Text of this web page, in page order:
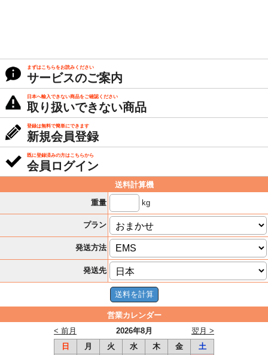
まずはこちらをお読みください
サービスのご案内
日本へ輸入できない商品をご確認ください
取り扱いできない商品
登録は無料で簡単にできます
新規会員登録
既に登録済みの方はこちらから
会員ログイン
送料計算機
重量
kg
プラン
発送方法
発送先
営業カレンダー
2026年8月
< 前月
翌月 >
日
月 火 水 木 金
土